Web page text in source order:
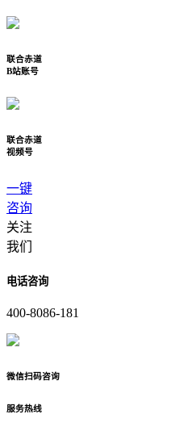
联合赤道
B站账号
联合赤道
视频号
一键
咨询
关注
我们
电话咨询
400-8086-181
微信扫码咨询
服务热线